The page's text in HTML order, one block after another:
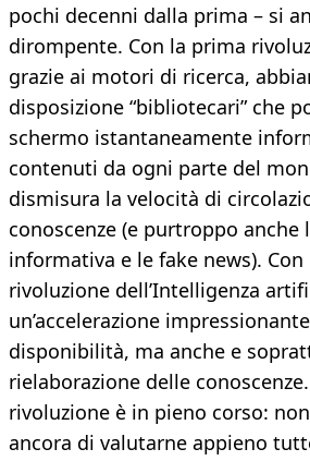
pochi decenni dalla prima – si
dirompente. Con la prima
grazie ai motori di ricerca,
disposizione “bibliotecari” che
schermo istantaneamente
contenuti da ogni parte del
dismisura la velocità di
conoscenze (e purtroppo anche
informativa e le fake news). Con
rivoluzione dell’Intelligenza
un’accelerazione
disponibilità, ma anche e
rielaborazione delle
rivoluzione è in pieno corso:
ancora di valutarne appieno